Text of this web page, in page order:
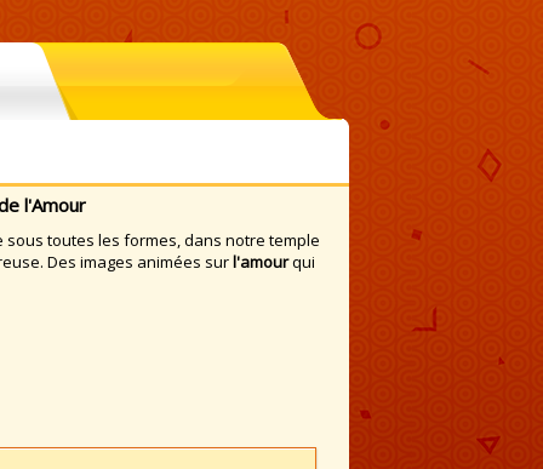
l'Amour
toutes les formes, dans notre temple
Des images animées surl'amourqui